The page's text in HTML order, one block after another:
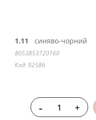
1.11 синяво-чорний
8053853720160
Код: 92586
- +